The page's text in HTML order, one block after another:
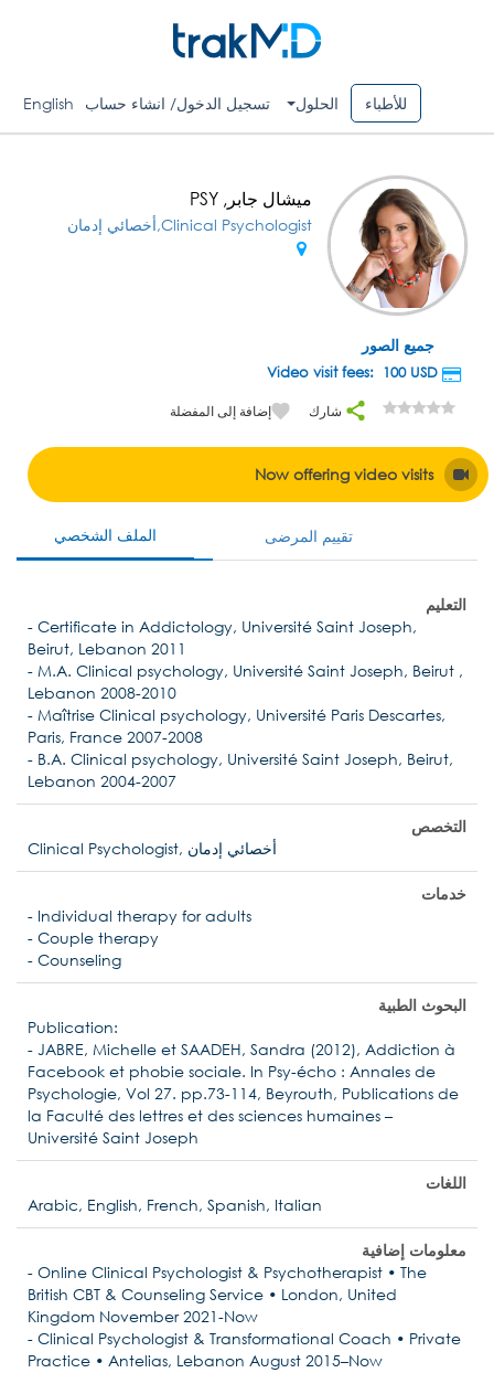
للأطباء الحلول تسجيل الدخول/ انشاء حساب English
جميع الصور
ميشال جابر, PSY
Clinical Psychologist,أخصائي إدمان
USD
شارك إضافة إلى المفضلة
Now offering video visits
الملف الشخصي تقييم المرضى
التعليم
- Certificate in Addictology, Université Saint Joseph,
Beirut, Lebanon 2011
- M.A. Clinical psychology, Université Saint Joseph, Beirut ,
Lebanon 2008-2010
- Maîtrise Clinical psychology, Université Paris Descartes,
Paris, France 2007-2008
- B.A. Clinical psychology, Université Saint Joseph, Beirut,
Lebanon 2004-2007
التخصص
Clinical Psychologist, أخصائي إدمان
خدمات
- Individual therapy for adults
- Couple therapy
- Counseling
البحوث الطبية
Publication:
- JABRE, Michelle et SAADEH, Sandra (2012), Addiction à
Facebook et phobie sociale. In Psy-écho : Annales de
Psychologie, Vol 27. pp.73-114, Beyrouth, Publications de
la Faculté des lettres et des sciences humaines –
Université Saint Joseph
اللغات
Arabic, English, French, Spanish, Italian
معلومات إضافية
- Online Clinical Psychologist & Psychotherapist • The
British CBT & Counseling Service • London, United
Kingdom November 2021-Now
- Clinical Psychologist & Transformational Coach • Private
Practice • Antelias, Lebanon August 2015–Now